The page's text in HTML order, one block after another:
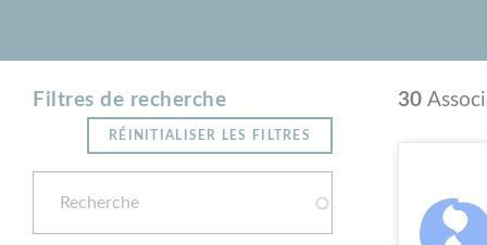
Filtres de recherche
RÉINITIALISER LES FILTRES
30